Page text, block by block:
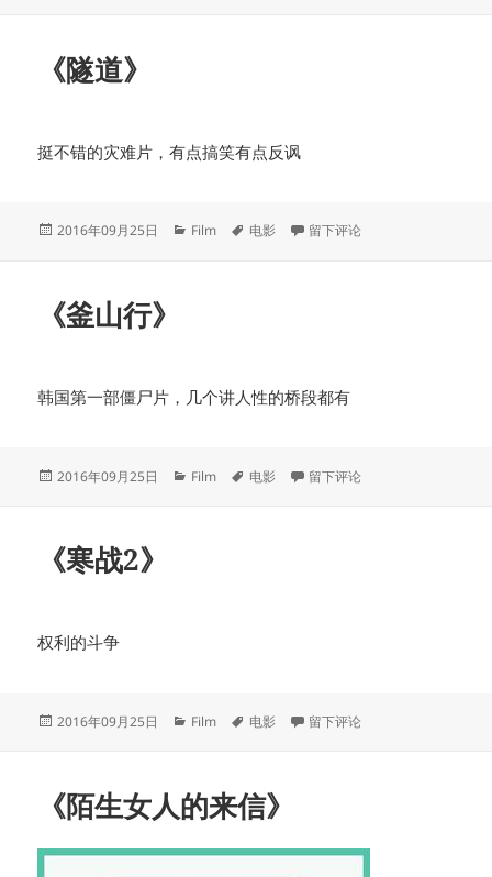
《隧道》
挺不错的灾难片，有点搞笑有点反讽
发
2016年09月25日
分
Film
标
电影 于《隧道》
留下评论
《釜山行》
韩国第一部僵尸片，几个讲人性的桥段都有
发
2016年09月25日
分
Film
标
电影 于《釜山行》
留下评论
《寒战2》
权利的斗争
发
2016年09月25日
分
Film
标
电影 于《寒战2》
留下评论
《陌生女人的来信》